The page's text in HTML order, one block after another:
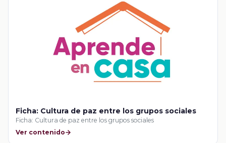
Ficha: Cultura de paz entre los grupos sociales
Ficha: Cultura de paz entre los grupos sociales
Ver contenido